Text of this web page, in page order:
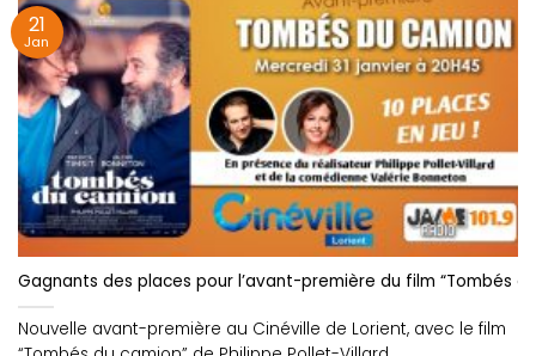
Gagnants des places pour l’avant-première du film “Tombés
Nouvelle avant-première au Cinéville de Lorient, avec le film
21
Jan